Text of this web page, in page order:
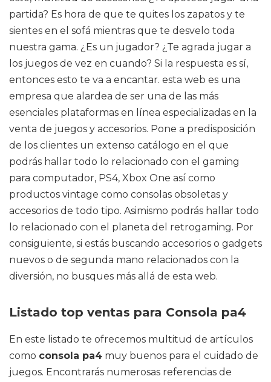
partida? Es hora de que te quites los zapatos y te
sientes en el sofá mientras que te desvelo toda
nuestra gama. ¿Es un jugador? ¿Te agrada jugar a
los juegos de vez en cuando? Si la respuesta es sí,
entonces esto te va a encantar. esta web es una
empresa que alardea de ser una de las más
esenciales plataformas en línea especializadas en la
venta de juegos y accesorios. Pone a predisposición
de los clientes un extenso catálogo en el que
podrás hallar todo lo relacionado con el gaming
para computador, PS4, Xbox One así como
productos vintage como consolas obsoletas y
accesorios de todo tipo. Asimismo podrás hallar todo
lo relacionado con el planeta del retrogaming. Por
consiguiente, si estás buscando accesorios o gadgets
nuevos o de segunda mano relacionados con la
diversión, no busques más allá de esta web.
Listado top ventas para Consola pa4
En este listado te ofrecemos multitud de artículos
como consola pa4 muy buenos para el cuidado de
juegos. Encontrarás numerosas referencias de